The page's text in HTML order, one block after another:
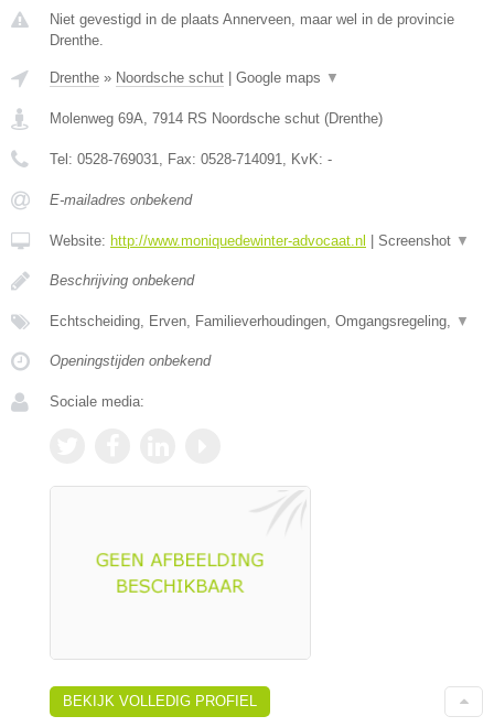
Niet gevestigd in de plaats Annerveen, maar wel in de provincie
Drenthe.
Drenthe » Noordsche schut Google maps ▼
Molenweg 69A 7914 RS Noordsche schut (Drenthe)
Tel: 0528-769031 , Fax: 0528-714091 , KvK: -
E-mailadres onbekend
Website: http://www.moniquedewinter-advocaat.nl Screenshot ▼
Beschrijving onbekend
Echtscheiding, Erven, Familieverhoudingen, Omgangsregeling, ▼
Openingstijden onbekend
Sociale media:
BEKIJK VOLLEDIG PROFIEL